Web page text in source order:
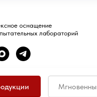
оснащение
лабораторий